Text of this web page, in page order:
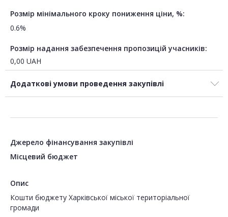
Розмір мінімального кроку пониження ціни, %:
0.6%
Розмір надання забезпечення пропозицій учасників:
0,00 UAH
Додаткові умови проведення закупівлі
Джерело фінансування закупівлі
Місцевий бюджет
Опис
Кошти бюджету Харківської міської територіальної
громади